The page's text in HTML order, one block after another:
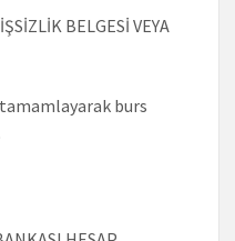
BELGESİ VEYA
burs